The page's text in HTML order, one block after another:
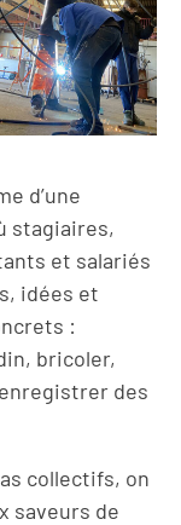
d’une
stagiaires,
et salariés
idées et
:
bricoler,
des
collectifs, on
saveurs de